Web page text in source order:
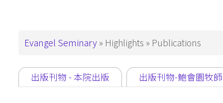
Snapshots
Support ES
Master
Master of
Master of
Breadcrumb
Evangel Seminary Highlights Publications
Primary
tabs
出版刊物 - 本院出版 (active
tab)
出版刊物-鮑會園牧